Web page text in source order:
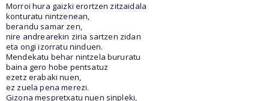
Morroi hura gaizki erortzen zitzaidala
konturatu nintzenean,
berandu samar zen,
nire andrearekin ziria sartzen zidan
eta ongi izorratu ninduen.
Mendekatu behar nintzela bururatu
baina gero hobe pentsatuz
ezetz erabaki nuen,
ez zuela pena merezi.
Gizona mespretxatu nuen sinpleki,